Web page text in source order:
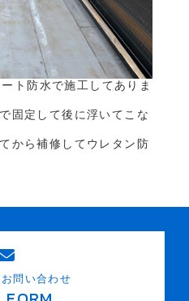
ト防水で施工してありま
固定して後に浮いてこな
から補修してウレタン防
問い合わせ